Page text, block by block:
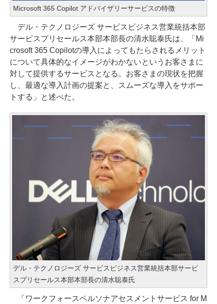
Microsoft 365 Copilot アドバイザリーサービスの特徴
デル・テクノロジーズ サービスビジネス営業統括本部
サービスプリセールス本部本部長の清水聡泰氏は、「Mi
crosoft 365 Copilotの導入によってもたらされるメリット
について具体的なイメージがわかないというお客さまに
対して提供するサービスとなる。お客さまの現状を把握
し、最適な導入計画の提案と、スムーズな導入をサポー
トする」と述べた。
デル・テクノロジーズ サービスビジネス営業統括本部サービ
スプリセールス本部本部長の清水聡泰氏
「ワークフォースペルソナアセスメントサービス for M